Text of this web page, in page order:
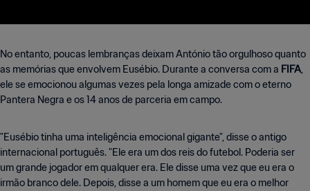
No entanto, poucas lembranças deixam António tão orgulhoso quanto
as memórias que envolvem Eusébio. Durante a conversa com a FIFA,
ele se emocionou algumas vezes pela longa amizade com o eterno
Pantera Negra e os 14 anos de parceria em campo.
"Eusébio tinha uma inteligência emocional gigante", disse o antigo
internacional português. "Ele era um dos reis do futebol. Poderia ser
um grande jogador em qualquer era. Ele disse uma vez que eu era o
irmão branco dele. Depois, disse a um homem que eu era o melhor